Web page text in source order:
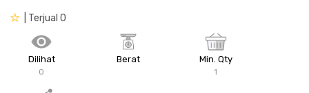
Aksesoris Dapur
Produk Pracetak
Lampu & Listrik
| Terjual 0
Dilihat
0
Berat Min. Qty
1